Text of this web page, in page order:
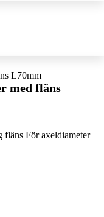
med fläns
För axeldiameter